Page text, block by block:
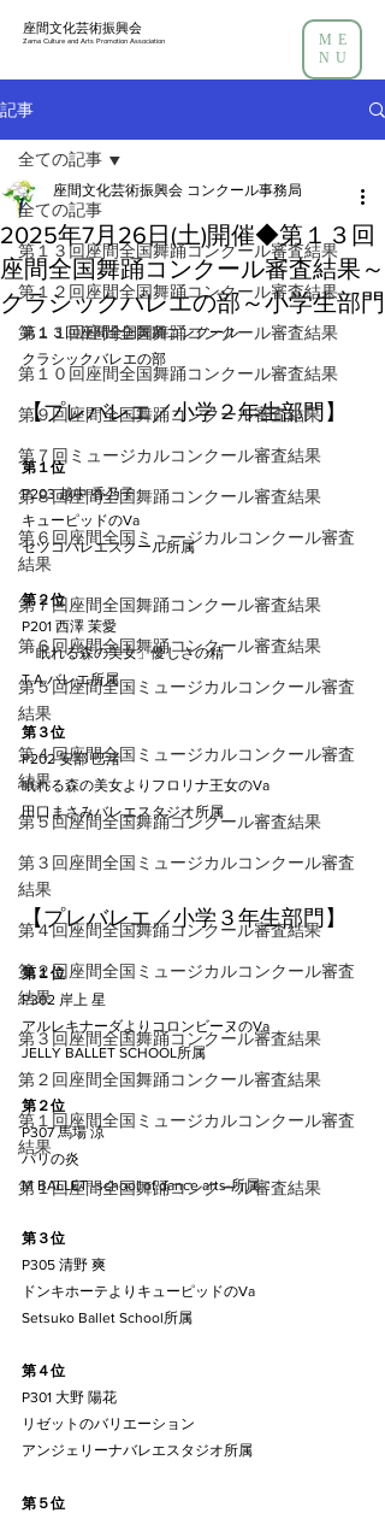
座間文化芸術振興会
Zama Culture and Arts Promotion Association
ME
NU
記事
全ての記事
第１３回座間全国舞踊コンクール審査結果
第１２回座間全国舞踊コンクール審査結果
第１１回座間全国舞踊コンクール審査結果
第１０回座間全国舞踊コンクール審査結果
第９回座間全国舞踊コンクール審査結果
第７回ミュージカルコンクール審査結果
第８回座間全国舞踊コンクール審査結果
第６回座間全国ミュージカルコンクール審査
結果
第７回座間全国舞踊コンクール審査結果
第６回座間全国舞踊コンクール審査結果
第５回座間全国ミュージカルコンクール審査
結果
第４回座間全国ミュージカルコンクール審査
結果
第５回座間全国舞踊コンクール審査結果
第３回座間全国ミュージカルコンクール審査
結果
第４回座間全国舞踊コンクール審査結果
第２回座間全国ミュージカルコンクール審査
結果
第３回座間全国舞踊コンクール審査結果
第２回座間全国舞踊コンクール審査結果
第１回座間全国ミュージカルコンクール審査
結果
第１回座間全国舞踊コンクール審査結果
全ての記事
2025年7月26日(土)開催◆第１３回
座間全国舞踊コンクール審査結果～
クラシックバレエの部～小学生部門
座間文化芸術振興会 コンクール事務局
第１３回座間全国舞踊コンクール
クラシックバレエの部
【プレバレエ／小学２年生部門】
第１位
P203 越中 香乃子
キューピッドのVa
セツコバレエスクール所属
第２位
P201 西澤 茉愛
「眠れる森の美女」優しさの精
T.A.バレエ所属
第３位
P202 安部 巴渚
眠れる森の美女よりフロリナ王女のVa
田口まさみバレエスタジオ所属
【プレバレエ／小学３年生部門】
第１位
P302 岸上 星
アルレキナーダよりコロンビーヌのVa
JELLY BALLET SCHOOL所属
第２位
P307 馬場 涼
パリの炎
M BALLET -school of dance arts-所属
第３位
P305 清野 爽
ドンキホーテよりキューピッドのVa
Setsuko Ballet School所属
第４位
P301 大野 陽花
リゼットのバリエーション
アンジェリーナバレエスタジオ所属
第５位